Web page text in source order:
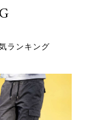
ランキング